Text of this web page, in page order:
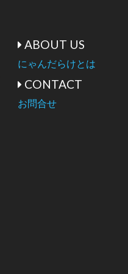
ABOUT US
にゃんだらけとは
CONTACT
お問合せ